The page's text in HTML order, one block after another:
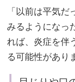
り
や
口
の
「以前は平気
みるようになっ
れば、炎症を伴
る可能性があり